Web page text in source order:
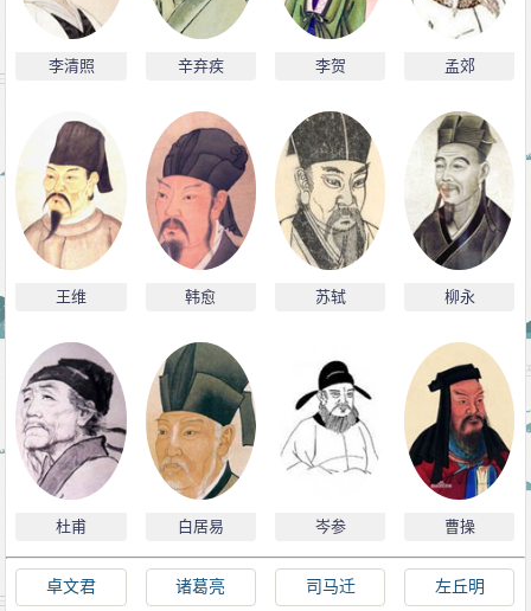
李清照 辛弃疾 李贺 孟郊
王维 韩愈 苏轼 柳永
杜甫 白居易 岑参 曹操
卓文君 诸葛亮 司马迁 左丘明